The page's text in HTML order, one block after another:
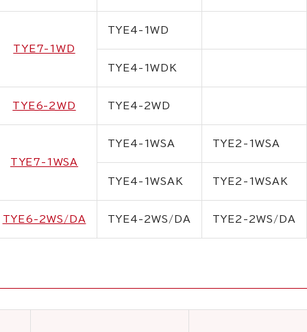
TYE7-1WD
TYE4-1WD
TYE4-1WDK
TYE6-2WD TYE4-2WD
TYE7-1WSA
TYE4-1WSA TYE2-1WSA
TYE4-1WSAK TYE2-1WSAK
TYE6-2WS/DA TYE4-2WS/DA TYE2-2WS/DA